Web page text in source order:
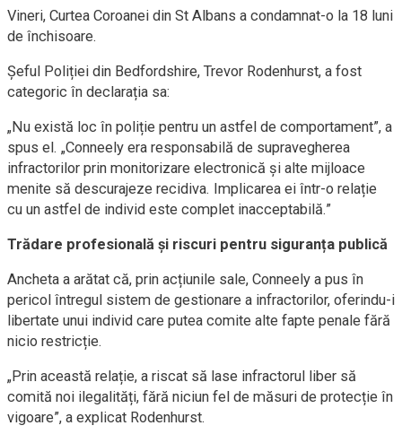
Vineri, Curtea Coroanei din St Albans a condamnat-o la 18 luni
de închisoare.
Șeful Poliției din Bedfordshire, Trevor Rodenhurst, a fost
categoric în declarația sa:
„Nu există loc în poliție pentru un astfel de comportament”, a
spus el. „Conneely era responsabilă de supravegherea
infractorilor prin monitorizare electronică și alte mijloace
menite să descurajeze recidiva. Implicarea ei într-o relație
cu un astfel de individ este complet inacceptabilă.”
Trădare profesională și riscuri pentru siguranța publică
Ancheta a arătat că, prin acțiunile sale, Conneely a pus în
pericol întregul sistem de gestionare a infractorilor, oferindu-i
libertate unui individ care putea comite alte fapte penale fără
nicio restricție.
„Prin această relație, a riscat să lase infractorul liber să
comită noi ilegalități, fără niciun fel de măsuri de protecție în
vigoare”, a explicat Rodenhurst.